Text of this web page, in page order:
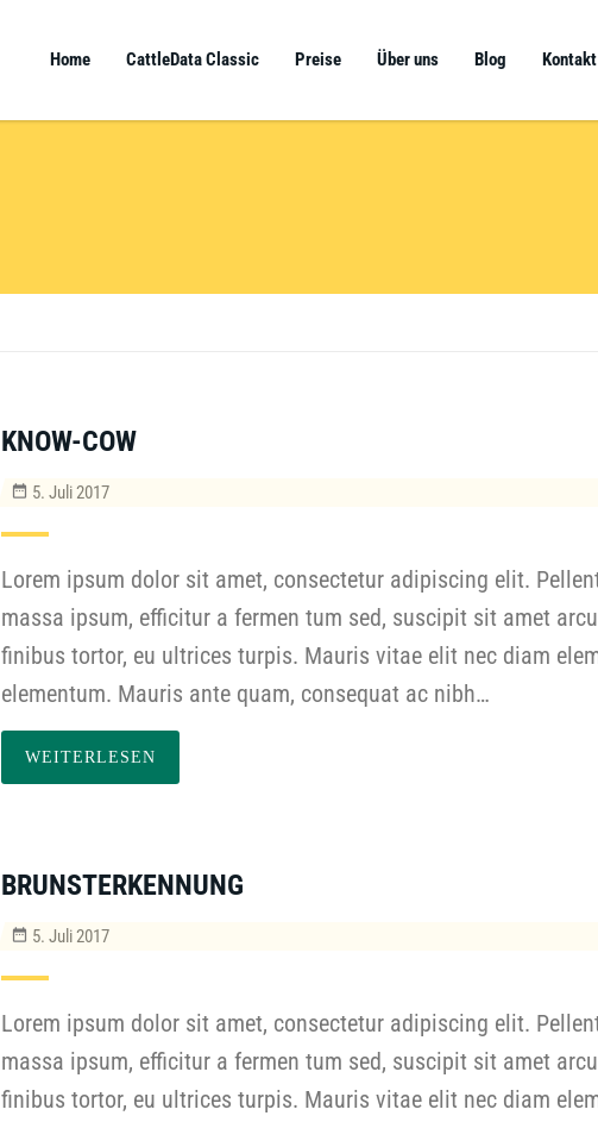
Home CattleData Classic Preise Über uns Blog Kontakt
KNOW-COW
5. Juli 2017
Lorem ipsum dolor sit amet, consectetur adipiscing elit.
massa ipsum, efficitur a fermen tum sed, suscipit sit amet
finibus tortor, eu ultrices turpis. Mauris vitae elit nec diam
elementum. Mauris ante quam, consequat ac nibh…
WEITERLESEN
BRUNSTERKENNUNG
5. Juli 2017
Lorem ipsum dolor sit amet, consectetur adipiscing elit.
massa ipsum, efficitur a fermen tum sed, suscipit sit amet
finibus tortor, eu ultrices turpis. Mauris vitae elit nec diam